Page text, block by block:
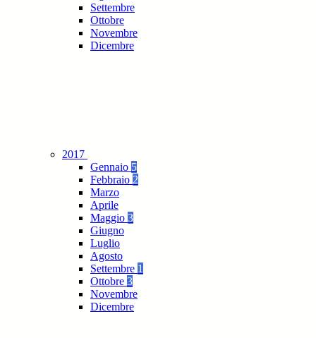
Settembre
Ottobre
Novembre
Dicembre
2017
Gennaio 5
Febbraio 2
Marzo
Aprile
Maggio 3
Giugno
Luglio
Agosto
Settembre 1
Ottobre 3
Novembre
Dicembre